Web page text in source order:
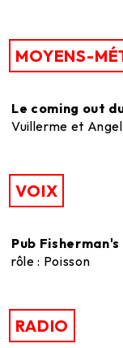
MOYENS-
Le coming out
Vuillerme et
VOIX
Pub
rôle : Poisson
RADIO